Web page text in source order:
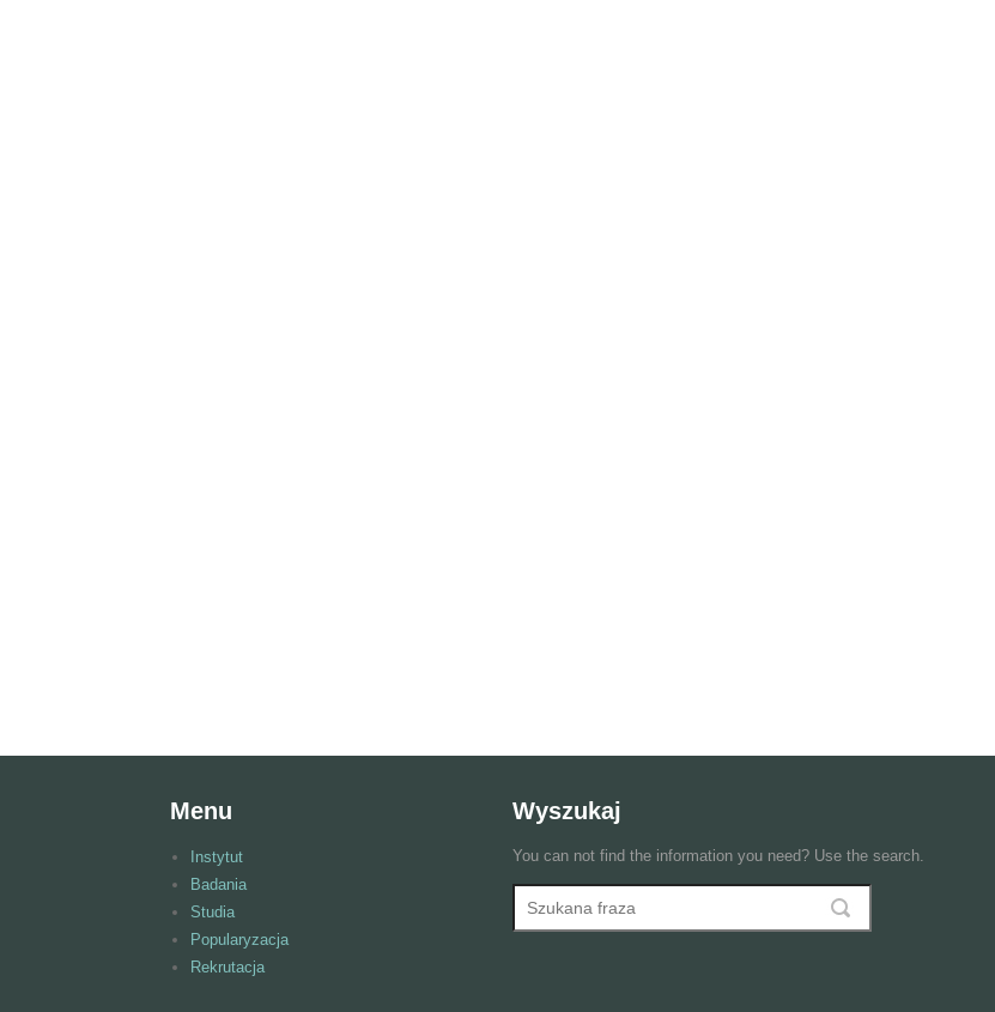
Menu
Instytut
Badania
Studia
Popularyzacja
Rekrutacja
Wyszukaj
You can not find the information you need? Use the search.
Formularz wyszukiwania
Wyszukaj